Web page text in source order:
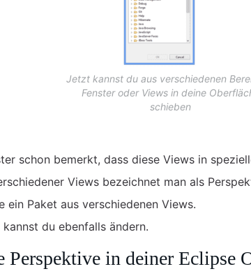
Jetzt kannst du aus verschiedenen
Fenster oder Views in deine
schieben
schon bemerkt, dass diese Views in
Views bezeichnet man als
ein Paket aus verschiedenen Views.
du ebenfalls ändern.
Perspektive in deiner Eclipse